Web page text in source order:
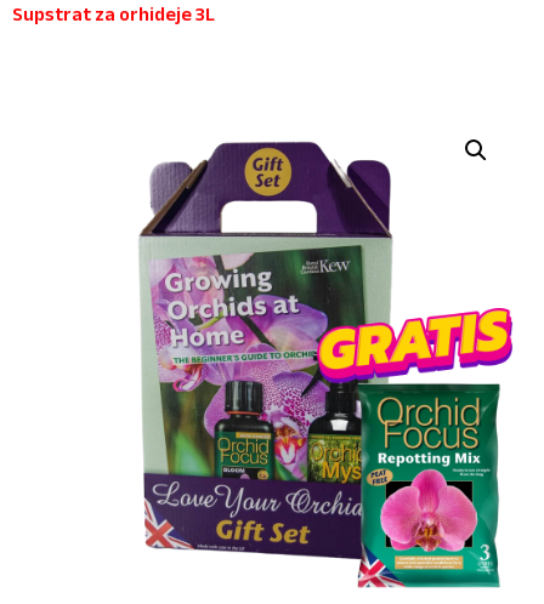
Supstrat za orhideje 3L